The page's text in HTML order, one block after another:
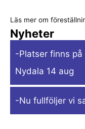
Läs mer om
Nyheter
-Platser finns på
Nydala 14 aug
-Nu fullföljer vi